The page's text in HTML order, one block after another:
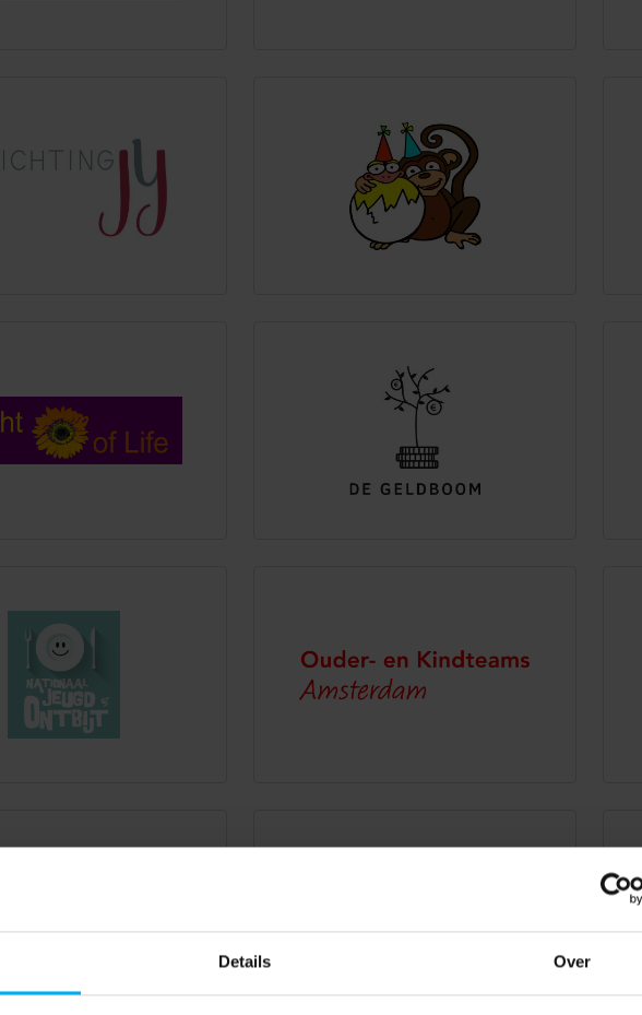
Details Over